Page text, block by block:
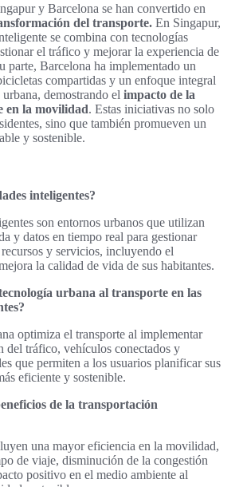
y Barcelona se han convertido en
del transporte. En Singapur,
se combina con tecnologías
el tráfico y mejorar la experiencia de
parte, Barcelona ha implementado un
compartidas y un enfoque integral
demostrando el impacto de la
en la movilidad. Estas iniciativas no solo
sino que también promueven un
y sostenible.
inteligentes?
son entornos urbanos que utilizan
y datos en tiempo real para gestionar
y servicios, incluyendo el
la calidad de vida de sus habitantes.
urbana al transporte en las
optimiza el transporte al implementar
del tráfico, vehículos conectados y
que permiten a los usuarios planificar sus
eficiente y sostenible.
de la transportación
una mayor eficiencia en la movilidad,
de viaje, disminución de la congestión
positivo en el medio ambiente al